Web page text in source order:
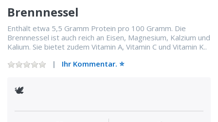
Brennnessel
Enthält etwa 5,5 Gramm Protein pro 100 Gramm. Die
Brennnessel ist auch reich an Eisen, Magnesium, Kalzium und
Kalium. Sie bietet zudem Vitamin A, Vitamin C und Vitamin K..
Ihr Kommentar. ⭐️
🕊